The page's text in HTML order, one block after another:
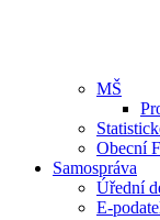
MŠ
Obecní
Samospráva
Úřední
E-